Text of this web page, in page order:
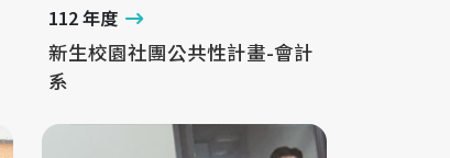
112 年度
新生校園社團公共性計畫-會計
系